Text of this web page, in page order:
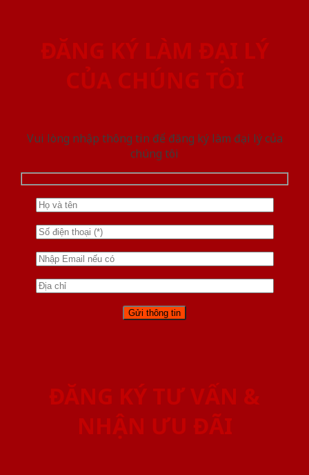
ĐĂNG KÝ LÀM ĐẠI LÝ
CỦA CHÚNG TÔI
Vui lòng nhập thông tin để đăng ký làm đại lý của
chúng tôi
ĐĂNG KÝ TƯ VẤN &
NHẬN ƯU ĐÃI